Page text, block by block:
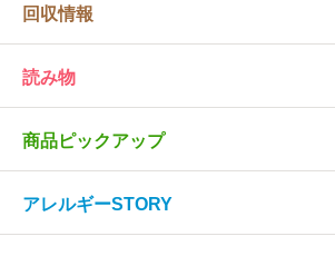
回収情報
読み物
商品ピックアップ
アレルギーSTORY